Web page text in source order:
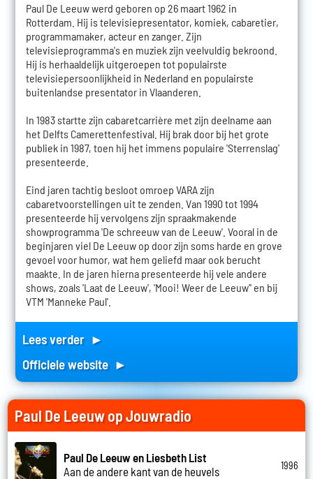
Paul De Leeuw werd geboren op 26 maart 1962 in
Rotterdam. Hij is televisiepresentator, komiek, cabaretier,
programmamaker, acteur en zanger. Zijn
televisieprogramma's en muziek zijn veelvuldig bekroond.
Hij is herhaaldelijk uitgeroepen tot populairste
televisiepersoonlijkheid in Nederland en populairste
buitenlandse presentator in Vlaanderen.
In 1983 startte zijn cabaretcarrière met zijn deelname aan
het Delfts Camerettenfestival. Hij brak door bij het grote
publiek in 1987, toen hij het immens populaire 'Sterrenslag'
presenteerde.
Eind jaren tachtig besloot omroep VARA zijn
cabaretvoorstellingen uit te zenden. Van 1990 tot 1994
presenteerde hij vervolgens zijn spraakmakende
showprogramma 'De schreeuw van de Leeuw'. Vooral in de
beginjaren viel De Leeuw op door zijn soms harde en grove
gevoel voor humor, wat hem geliefd maar ook berucht
maakte. In de jaren hierna presenteerde hij vele andere
shows, zoals 'Laat de Leeuw', 'Mooi! Weer de Leeuw'' en bij
VTM 'Manneke Paul'.
Lees verder ►
Officiele website ►
Paul De Leeuw op Jouwradio
Paul De Leeuw en Liesbeth List
Aan de andere kant van de heuvels
1996